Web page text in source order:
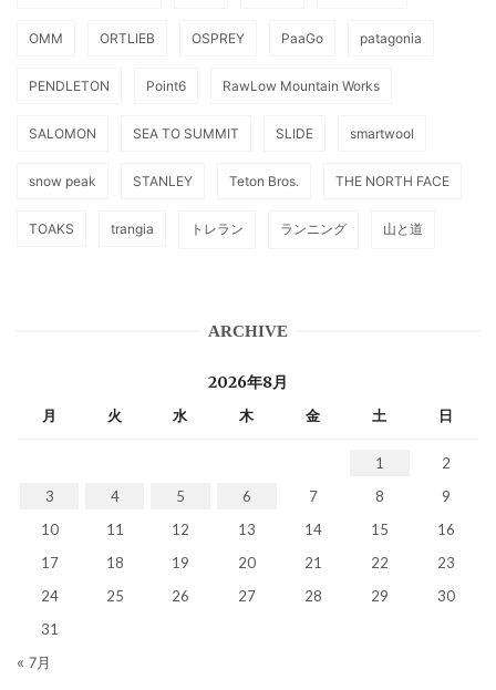
OMM ORTLIEB OSPREY PaaGo patagonia
PENDLETON Point6 RawLow Mountain Works
SALOMON SEA TO SUMMIT SLIDE smartwool
snow peak STANLEY Teton Bros. THE NORTH FACE
TOAKS trangia トレラン ランニング 山と道
ARCHIVE
2026年8月
月 火 水 木 金 土 日
1
2
3
4 5 6 7 8
9
10
11 12 13 14 15
16
17
18 19 20 21 22
23
24
25 26 27 28 29
30
31
« 7月